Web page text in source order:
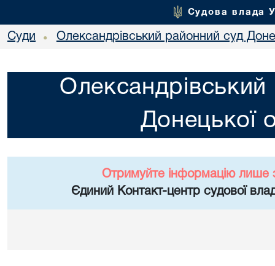
Судова влада
Суди • Олександрівський районний суд
Донецької
Отримуйте інформацію лише
Єдиний Контакт-центр судової